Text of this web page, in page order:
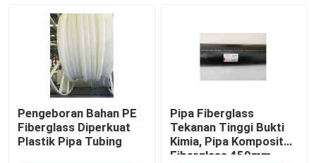
Pengeboran Bahan PE
Fiberglass Diperkuat
Plastik Pipa Tubing
Pipa Fiberglass
Tekanan Tinggi Bukti
Kimia, Pipa Komposit
Fiberglass 459mm